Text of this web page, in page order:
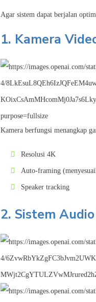
Agar sistem dapat berjalan
1. Kamera
Kamera berfungsi menangkap
Resolusi 4K
Auto-framing
Speaker tracking
2. Sistem